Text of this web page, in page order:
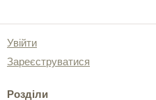
Увійти
Зареєструватися
Розділи